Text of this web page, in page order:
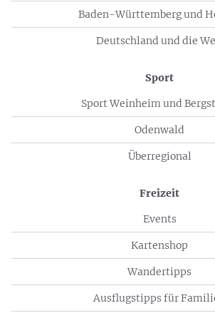
Baden-Württemberg und
Deutschland und die
Sport
Sport Weinheim und
Odenwald
Überregional
Freizeit
Events
Kartenshop
Wandertipps
Ausflugstipps für